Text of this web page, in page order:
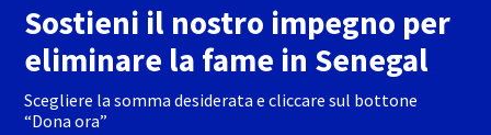
Sostieni il nostro impegno per
eliminare la fame in Senegal
Scegliere la somma desiderata e cliccare sul bottone
“Dona ora”